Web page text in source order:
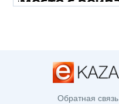
Обратная связь